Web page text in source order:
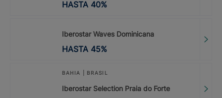
HASTA 40%
Iberostar Waves Dominicana
HASTA 45%
BAHIA | BRASIL
Iberostar Selection Praia do Forte